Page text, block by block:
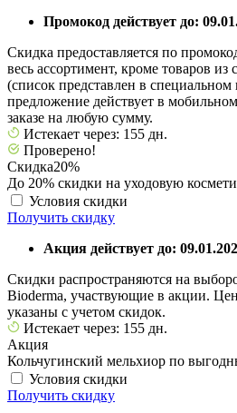
Промокод действует до:
Скидка предоставляется по
весь ассортимент, кроме товаров
(список представлен в
предложение действует в
заказе на любую сумму.
Истекает через: 155 дн.
Проверено!
Скидка20%
До 20% скидки на уходовую
Условия скидки
Получить скидку
Акция действует до:
Скидки распространяются на
Bioderma, участвующие в акции.
указаны с учетом скидок.
Истекает через: 155 дн.
Акция
Кольчугинский мельхиор по
Условия скидки
Получить скидку